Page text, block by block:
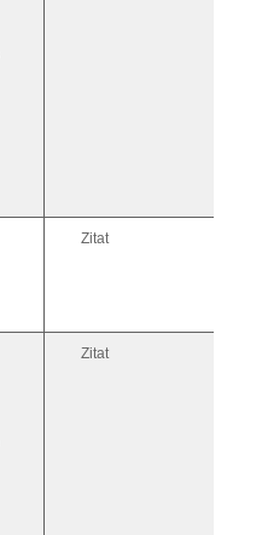
Zitat
Zitat